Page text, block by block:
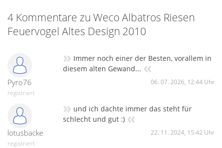
4 Kommentare zu Weco Albatros Riesen
Feuervogel Altes Design 2010
Pyro76
registriert
» Immer noch einer der Besten, vorallem in
diesem alten Gewand... «
06. 07. 2026, 12:44 Uhr
lotusbacke
registriert
» und ich dachte immer das steht für
schlecht und gut :) «
22. 11. 2024, 15:42 Uhr